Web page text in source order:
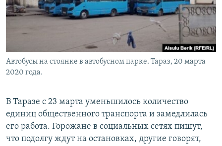
Автобусы на стоянке в автобусном парке. Тараз, 20 марта
2020 года.
В Таразе с 23 марта уменьшилось количество
единиц общественного транспорта и замедлилась
его работа. Горожане в социальных сетях пишут,
что подолгу ждут на остановках, другие говорят,